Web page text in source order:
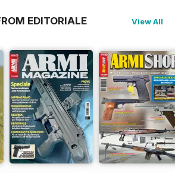
EDITORIALE
View All